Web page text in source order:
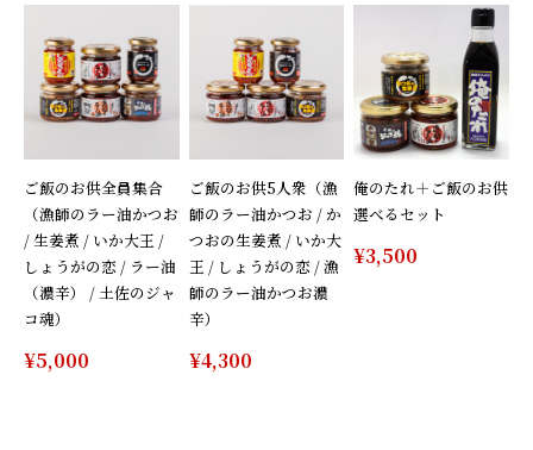
ご飯のお供全員集合
（漁師のラー油かつお
/ 生姜煮 / いか大王 /
しょうがの恋 / ラー油
（濃辛） / 土佐のジャ
コ魂）
¥5,000
ご飯のお供5人衆（漁
師のラー油かつお / か
つおの生姜煮 / いか大
王 / しょうがの恋 / 漁
師のラー油かつお濃
辛）
¥4,300
俺のたれ＋ご飯のお供
選べるセット
¥3,500